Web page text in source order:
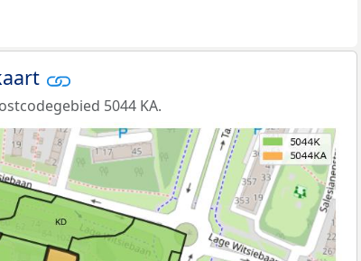
5044 KA.